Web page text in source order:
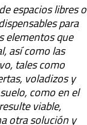
espacios libres o
para
elementos que
así como las
tales como
voladizos y
como en el
viable,
otra solución y